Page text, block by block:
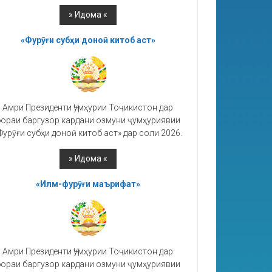
«Фурӯғи субҳи доноӣ китоб аст»
Амри Президенти Ҷумҳурии Тоҷикистон дар
баргузор кардани озмуни ҷумҳуриявии
субҳи доноӣ китоб аст» дар соли 2026.
«Илм-фурӯғи маърифат»
Амри Президенти Ҷумҳурии Тоҷикистон дар
баргузор кардани озмуни ҷумҳуриявии